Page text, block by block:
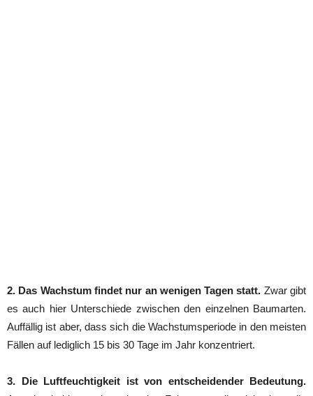
2. Das Wachstum findet nur an wenigen Tagen statt. Zwar gibt
es auch hier Unterschiede zwischen den einzelnen Baumarten.
Auffällig ist aber, dass sich die Wachstumsperiode in den meisten
Fällen auf lediglich 15 bis 30 Tage im Jahr konzentriert.
3. Die Luftfeuchtigkeit ist von entscheidender Bedeutung.